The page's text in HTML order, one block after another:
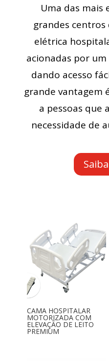
Uma das mais
grandes centros
elétrica
acionadas por
dando acesso
grande vantagem
a pessoas que
necessidade de
CAMA HOSPITALAR
MOTORIZADA COM
ELEVAÇÃO DE LEITO
PREMIUM